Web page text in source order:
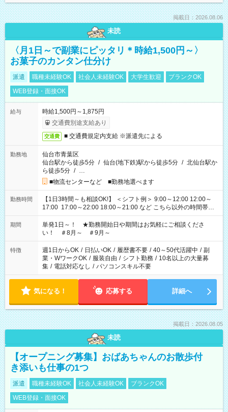
掲載日：2026.08.06
未読
〈月1日～で副業にピッタリ＊時給1,500円～〉
お菓子のカンタン仕分け
派遣 職種未経験OK 社会人未経験OK 大学生歓迎
ブランクOK
WEB登録・面接OK
給与
時給1,500円～1,875円
交通費別途支給あり
交通費 ■ 交通費規定内支給 ※派遣先による
勤務地
仙台市青葉区
仙台駅から徒歩5分 / 仙台(地下鉄)駅から徒歩5分 / 北仙台駅か
ら徒歩5分 / …
■物流センターなど ■勤務地選べます
勤務時間
【1日3時間～も相談OK!】 ＜シフト例＞ 9:00～12:00 12:00～
17:00 17:00～22:00 18:00～21:00 など こちら以外の時間帯も
お気軽にご相談ください！
期間
単発1日～！ ★勤務開始日や期間はお気軽にご相談くださ
い！ ＃8月～ ＃9月～
特徴 週1日からOK / 日払いOK / 履歴書不要 / 40～50代活躍中 / 副
業・WワークOK / 服装自由 / シフト勤務 / 10名以上の大量募
集 / 電話対応なし / パソコンスキル不要
気になる！ 応募する 詳細へ
掲載日：2026.08.05
未読
【オープニング募集】おばあちゃんのお散歩付
き添いも仕事の1つ
派遣 職種未経験OK 社会人未経験OK
ブランクOK
WEB登録・面接OK